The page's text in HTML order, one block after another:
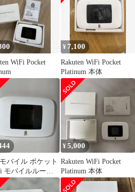
WiFi Pocket
¥ 7,100
Rakuten WiFi Pocket
Platinum 本体
バイル ポケット
モバイルルータ
¥5,000
Rakuten WiFi Pocket
Platinum 本体